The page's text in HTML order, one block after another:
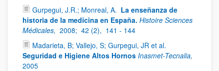
Gurpegui, J.R.; Monreal, A. La enseñanza de
historia de la medicina en España. Histoire Sciences
Médicales, 2008; 42 (2), 141 - 144
Madarieta, B; Vallejo, S; Gurpegui, JR et al.
Seguridad e Higiene Altos Hornos Inasmet-Tecnalia,
2005